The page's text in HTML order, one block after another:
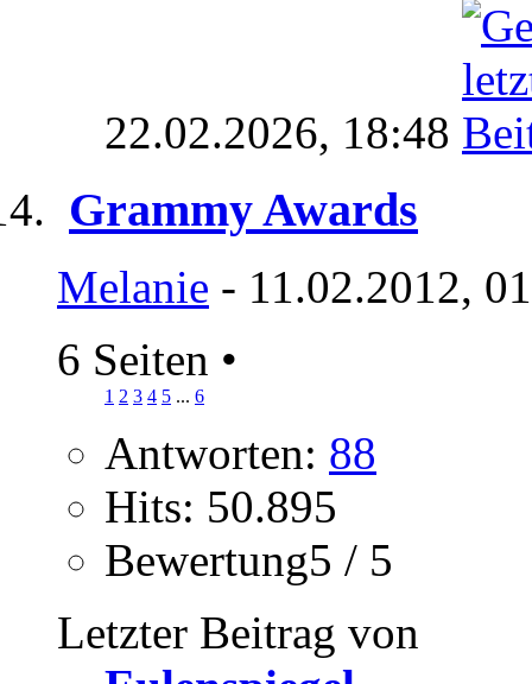
22.02.2026, 18:48
Grammy Awards
Melanie - 11.02.2012,
6 Seiten •
1 2 3 4 5 ... 6
Antworten: 88
Hits: 50.895
Bewertung5 / 5
Letzter Beitrag von